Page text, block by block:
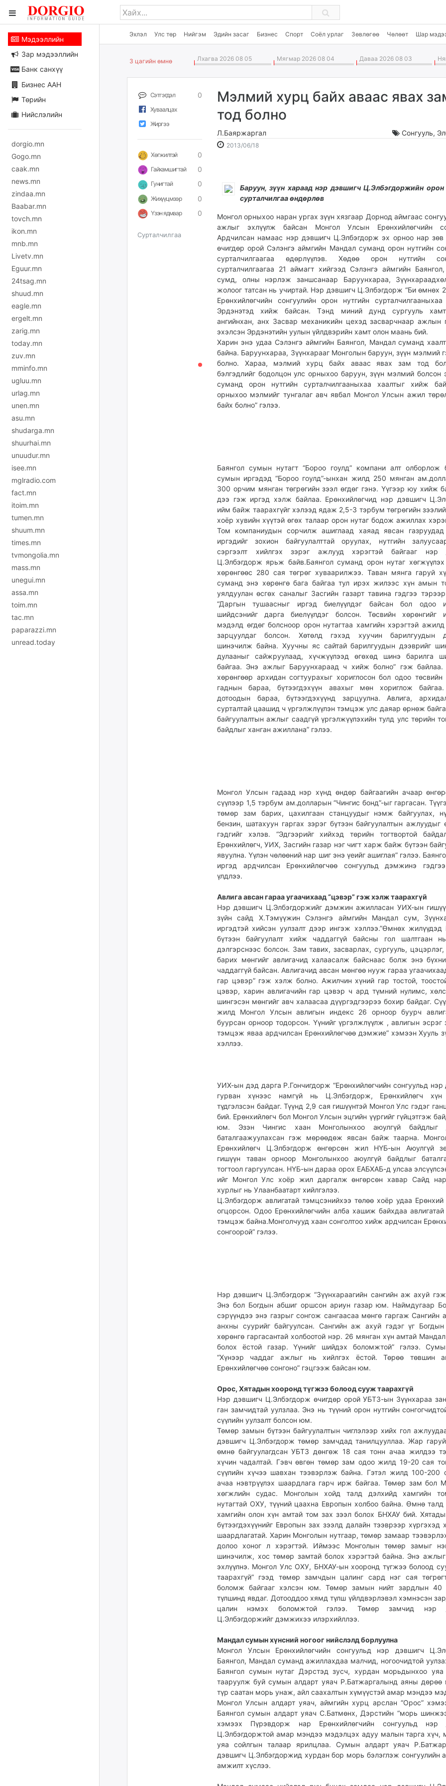
Эхлэл Улс төр Нийгэм Эдийн засаг Бизнес Спорт Соёл урлаг Зөвлөгөө Чөлөөт Шар
Мэдээллийн
Зар мэдээллийн
Банк санхүү
Бизнес ААН
Төрийн
Нийслэлийн
dorgio.mn
Gogo.mn
caak.mn
news.mn
zindaa.mn
Baabar.mn
tovch.mn
ikon.mn
mnb.mn
Livetv.mn
Eguur.mn
24tsag.mn
shuud.mn
eagle.mn
ergelt.mn
zarig.mn
today.mn
zuv.mn
mminfo.mn
ugluu.mn
urlag.mn
unen.mn
asu.mn
shudarga.mn
shuurhai.mn
unuudur.mn
isee.mn
mglradio.com
fact.mn
itoim.mn
tumen.mn
shuum.mn
times.mn
tvmongolia.mn
mass.mn
unegui.mn
assa.mn
toim.mn
tac.mn
paparazzi.mn
unread.today
3 цагийн өмнө Лхагва 2026 08 05 Мягмар 2026 08 04 Даваа 2026 08 03
Сэтгэгдэл 0
Хуваалцах
Жиргээ
Хөгжилтэй 0
Гайхамшигтай 0
Гунигтай 0
Жихүүцмээр 0
Үзэн ядмаар 0
Сурталчилгаа
Мэлмий хурц байх аваас явах
тод болно
Л.Баяржаргал Сонгууль,
2013/06/182013-
2026-
Баруун, зүүн хараад нэр дэвшигч Ц.Элбэгдоржийн орон
сурталчилгаа өндөрлөв
Монгол орныхоо наран ургах зүүн хязгаар Дорнод аймгаас
ажлыг эхлүүлж байсан Монгол Улсын Ерөнхийлөгчийн
Ардчилсан намаас нэр дэвшигч Ц.Элбэгдорж эх орноо нар зөв
өчигдөр орой Сэлэнгэ аймгийн Мандал суманд орон нутгийн
сурталчилгаагаа өдөрлүүлэв. Хөдөө орон нутгийн
сурталчилгаагаа 21 аймагт хийгээд Сэлэнгэ аймгийн
сумд, олны нэрлэж заншсанаар Баруунхараа,
жолоог татсан нь учиртай. Нэр дэвшигч Ц.Элбэгдорж “Би өмнөх
Ерөнхийлөгчийн сонгуулийн орон нутгийн сурталчилгааныхаа
Эрдэнэтэд хийж байсан. Тэнд миний дунд сургууль хамт
ангийнхан, анх Засвар механикийн цехэд засварчнаар ажлын
эхэлсэн Эрдэнэтийн уулын үйлдвэрийн хамт олон маань бий.
Харин энэ удаа Сэлэнгэ аймгийн Баянгол, Мандал суманд
байна. Баруунхараа, Зүүнхарааг Монголын баруун, зүүн мэлмий
болно. Хараа, мэлмий хурц байх аваас явах зам тод
бэлгэдлийг бодолцон улс орныхоо баруун, зүүн мэлмий болсон
суманд орон нутгийн сурталчилгааныхаа хаалтыг хийж
орныхоо мэлмийг тунгалаг авч явбал Монгол Улсын ажил
байх болно” гэлээ.
Баянгол сумын нутагт “Бороо гоулд” компани алт олборлож
сумын иргэдэд “Бороо гоулд”-ынхан жилд 250 мянган
300 орчим мянган төгрөгийн зээл өгдөг гэнэ. Үүгээр юу хийж
дээ гэж иргэд хэлж байлаа. Ерөнхийлөгчид нэр дэвшигч
ийм байж таарахгүйг хэлээд ядаж 2,5-3 тэрбум төгрөгийн
хоёр хувийн хүүтэй өгөх талаар орон нутаг бодож ажиллах
Том компаниудын сорчилж ашиглаад хаяад явсан газруудад
иргэдийг зохион байгуулалттай оруулах, нутгийн
сэргээлт хийлгэх зэрэг ажлууд хэрэгтэй байгааг нэр
Ц.Элбэгдорж ярьж байв.Баянгол суманд орон нутаг хөгжүүлэх
хөрөнгөөс 280 сая төгрөг хуваарилжээ. Таван мянга гаруй
суманд энэ хөрөнгө бага байгаа тул ирэх жилээс хүн амын
уялдуулан өсгөх саналыг Засгийн газарт тавина гэдгээ
“Даргын тушаасныг иргэд биелүүлдэг байсан бол одоо
шийдсэнийг дарга биелүүлдэг болсон. Төсвийн хөрөнгийг
мэдэлд өгдөг болсноор орон нутагтаа хамгийн хэрэгтэй ажилд
зарцуулдаг болсон. Хөтөлд гэхэд хуучин барилгуудын
шинэчилж байна. Хуучны яс сайтай барилгуудын дээврийг
дулааныг сайжруулаад, хүчжүүлээд өгөхөд шинэ барилга
байгаа. Энэ ажлыг Баруунхараад ч хийж болно” гэж байлаа.
хөрөнгөөр архидан согтуурахыг хориглосон бол одоо төсвийн
гаднын бараа, бүтээгдэхүүн авахыг мөн хориглож
дотоодын бараа, бүтээгдэхүүнд зарцуулна. Авлига,
сурталтай цаашид ч үргэлжлүүлэн тэмцэж улс даяар өрнөж
байгуулалтын ажлыг саадгүй үргэлжүүлэхийн тулд улс төрийн
байдлыг ханган ажиллана” гэлээ.
Монгол Улсын гадаад нэр хүнд өндөр байгаагийн ачаар
сүүлээр 1,5 тэрбум ам.долларын “Чингис бонд”-ыг гаргасан.
төмөр зам барих, цахилгаан станцуудыг нэмж байгуулах,
бензин, шатахуун гаргах зэрэг бүтээн байгуулалтын ажлуудыг
гэдгийг хэлэв. “Эдгээрийг хийхэд төрийн тогтвортой
Ерөнхийлөгч, УИХ, Засгийн газар нэг чигт харж байж бүтээн
явуулна. Үүлэн чөлөөний нар шиг энэ үеийг ашиглая” гэлээ.
иргэд ардчилсан Ерөнхийлөгчөө сонгуульд дэмжинэ
үлдлээ.
Авлига авсан гараа угаачихаад “цэвэр” гэж хэлж таарахгүй
Нэр дэвшигч Ц.Элбэгдоржийг дэмжин ажилласан УИХ-ын
зүйн сайд Х.Тэмүүжин Сэлэнгэ аймгийн Мандал сум,
иргэдтэй хийсэн уулзалт дээр ингэж хэллээ.”Өмнөх жилүүдэд
бүтээн байгуулалт хийж чаддаггүй байсны гол шалтгаан
дэлгэрснээс болсон. Зам тавих, засварлах, сургууль,
барих мөнгийг авлигачид халаасалж байснаас болж энэ
чаддаггүй байсан. Авлигачид авсан мөнгөө нууж гараа
гар цэвэр” гэж хэлж болно. Ажилчин хүний гар тостой,
цэвэр, харин авлигачийн гар цэвэр ч ард түмний нулимс,
шингэсэн мөнгийг авч халаасаа дүүргэдгээрээ бохир байдаг.
жилд Монгол Улсын авлигын индекс 26 орноор буурч
буурсан орноор тодорсон. Үүнийг үргэлжлүүлж , авлигын эсрэг
тэмцэж яваа ардчилсан Ерөнхийлөгчөө дэмжие” хэмээн Хууль
хэллээ.
УИХ-ын дэд дарга Р.Гончигдорж “Ерөнхийлөгчийн сонгуульд нэр
гурван хүнээс намгүй нь Ц.Элбэгдорж, Ерөнхийлөгч хүн
түдгэлзсэн байдаг. Түүнд 2,9 сая гишүүнтэй Монгол Улс гэдэг
бий. Ерөнхийлөгч бол Монгол Улсын эцгийн үүргийг гүйцэтгэж
юм. Эзэн Чингис хаан Монголынхоо аюулгүй байдлыг
баталгаажуулахсан гэж мөрөөдөж явсан байж таарна.
Ерөнхийлөгч Ц.Элбэгдорж өнгөрсөн жил НҮБ-ын Аюулгүй
гишүүн таван орноор Монголынхоо аюулгүй байдлыг
тогтоол гаргуулсан. НҮБ-ын дараа орох ЕАБХАБ-д улсаа
ийг Монгол Улс хоёр жил даргалж өнгөрсөн хавар Сайд
хурлыг нь Улаанбаатарт хийлгэлээ.
Ц.Элбэгдорж авлигатай тэмцсэнийхээ төлөө хоёр удаа Ерөнхий
огцорсон. Одоо Ерөнхийлөгчийн алба хашиж байхдаа авлигатай
тэмцэж байна.Монголчууд хаан сонголтоо хийж ардчилсан
сонгоорой” гэлээ.
Нэр дэвшигч Ц.Элбэгдорж “Зүүнхараагийн сангийн аж ахуй
Энэ бол Богдын абшиг оршсон ариун газар юм. Наймдугаар
сэрүүндээ энэ газрыг сонгож сангаасаа мөнгө гаргаж Сангийн
анхны суурийг байгуулсан. Сангийн аж ахуй гэдэг үг Богдын
хөрөнгө гаргасантай холбоотой нэр. 26 мянган хүн амтай
болох ёстой газар. Үүнийг шийдэх боломжтой” гэлээ.
“Хүнээр чаддаг ажлыг нь хийлгэх ёстой. Төрөө төвшин
Ерөнхийлөгчөө сонгоно” гэцгээж байсан юм.
Орос, Хятадын хооронд түгжээ болоод сууж таарахгүй
Нэр дэвшигч Ц.Элбэгдорж өчигдөр орой УБТЗ-ын Зүүнхараа
ган замчидтай уулзлаа. Энэ нь түүний орон нутгийн
сүүлийн уулзалт болсон юм.
Төмөр замын бүтээн байгуулалтын чиглэлээр хийх гол
дэвшигч Ц.Элбэгдорж төмөр замчдад танилцууллаа. Жар
өмнө байгуулагдсан УБТЗ дөнгөж 18 сая тонн ачаа жилдээ
хүчин чадалтай. Гэвч өвгөн төмөр зам одоо жилд 19-20 сая
сүүлийн хүчээ шавхан тээвэрлэж байна. Гэтэл жилд 100-200
ачаа нэвтрүүлэх шаардлага гарч ирж байгаа. Төмөр зам бол
хөгжлийн судас. Монголын хойд талд дэлхийд хамгийн
нутагтай ОХУ, түүний цаахна Европын холбоо байна. Өмнө талд
хамгийн олон хүн амтай том зах зээл болох БНХАУ бий.
бүтээгдэхүүнийг Европын зах зээлд далайн тээврээр хүргэхэд
шаардлагатай. Харин Монголын нутгаар, төмөр замаар
долоо хоног л хэрэгтэй. Иймээс Монголын төмөр замыг
шинэчилж, хос төмөр замтай болох хэрэгтэй байна. Энэ ажлыг
эхлүүлнэ. Монгол Улс ОХУ, БНХАУ-ын хооронд түгжээ болоод
таарахгүй” гээд төмөр замчдын цалинг сард нэг сая
боломж байгааг хэлсэн юм. Төмөр замын нийт зардлын 40
түлшинд явдаг. Дотооддоо хямд түлш үйлдвэрлэвэл хэмнэсэн
цалин нэмэх боломжтой гэлээ. Төмөр замчид нэр
Ц.Элбэгдоржийг дэмжихээ илэрхийллээ.
Мандал сумын хүнсний ногоог нийслэлд борлуулна
Монгол Улсын Ерөнхийлөгчийн сонгуульд нэр дэвшигч
Баянгол, Мандал суманд ажиллахдаа малчид, ногоочидтой
Баянгол сумын нутаг Дэрстэд зусч, хурдан морьдынхоо уяа
тааруулж буй сумын алдарт уяач Р.Батжаргалынд аяны дөрөө
түр саатан морь унаж, айл саахалтын хүмүүстэй амар мэндээ
Монгол Улсын алдарт уяач, аймгийн хурц арслан “Орос”
Баянгол сумын алдарт уяач С.Батмөнх, Дэрстийн “морь
хэмээх Пүрэвдорж нар Ерөнхийлөгчийн сонгуульд нэр
Ц.Элбэгдоржтой амар мэндээ мэдэлцэх адуу малын тарга хүч,
уяа сойлгын талаар ярилцлаа. Сумын алдарт уяач
дэвшигч Ц.Элбэгдоржид хурдан бор морь бэлэглэж сонгуулийн
амжилт хүслээ.